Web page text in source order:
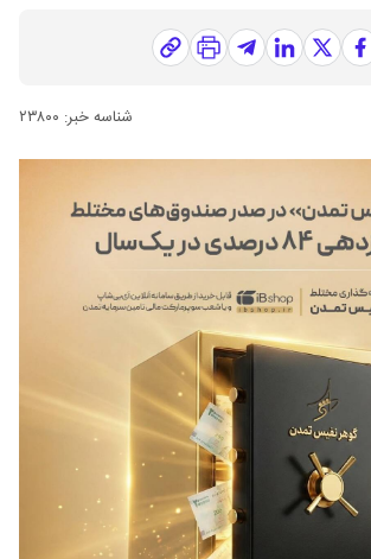
شناسه خبر: ۲۳۸۰۰